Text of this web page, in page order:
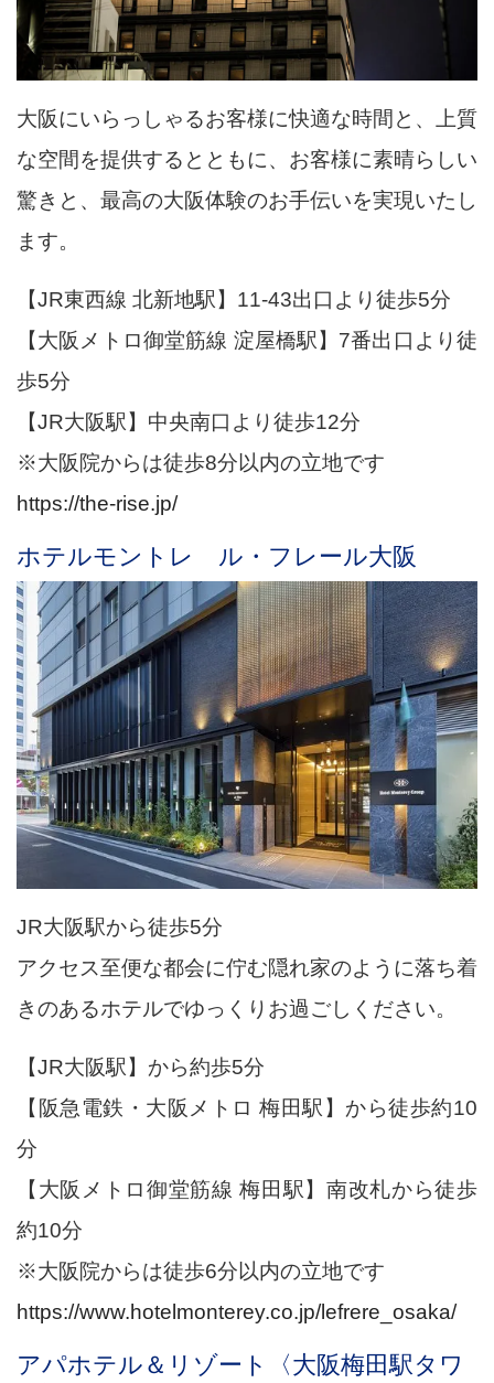
大阪にいらっしゃるお客様に快適な時間と、上質
な空間を提供するとともに、お客様に素晴らしい
驚きと、最高の大阪体験のお手伝いを実現いたし
ます。
【JR東西線 北新地駅】11-43出口より徒歩5分
【大阪メトロ御堂筋線 淀屋橋駅】7番出口より徒
歩5分
【JR大阪駅】中央南口より徒歩12分
※大阪院からは徒歩8分以内の立地です
https://the-rise.jp/
ホテルモントレ ル・フレール大阪
JR大阪駅から徒歩5分
アクセス至便な都会に佇む隠れ家のように落ち着
きのあるホテルでゆっくりお過ごしください。
【JR大阪駅】から約歩5分
【阪急電鉄・大阪メトロ 梅田駅】から徒歩約10
分
【大阪メトロ御堂筋線 梅田駅】南改札から徒歩
約10分
※大阪院からは徒歩6分以内の立地です
https://www.hotelmonterey.co.jp/lefrere_osaka/
アパホテル＆リゾート〈大阪梅田駅タワ